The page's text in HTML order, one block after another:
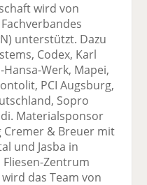
wird von
unterstützt. Dazu
Codex, Karl
Werk, Mapei,
PCI Augsburg,
Sopro
Materialsponsor
Cremer & Breuer mit
und Jasba in
Zentrum
das Team von